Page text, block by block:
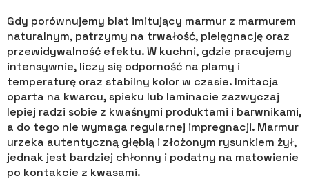
Gdy porównujemy blat imitujący marmur z marmurem
naturalnym, patrzymy na trwałość, pielęgnację oraz
przewidywalność efektu. W kuchni, gdzie pracujemy
intensywnie, liczy się odporność na plamy i
temperaturę oraz stabilny kolor w czasie. Imitacja
oparta na kwarcu, spieku lub laminacie zazwyczaj
lepiej radzi sobie z kwaśnymi produktami i barwnikami,
a do tego nie wymaga regularnej impregnacji. Marmur
urzeka autentyczną głębią i złożonym rysunkiem żył,
jednak jest bardziej chłonny i podatny na matowienie
po kontakcie z kwasami.